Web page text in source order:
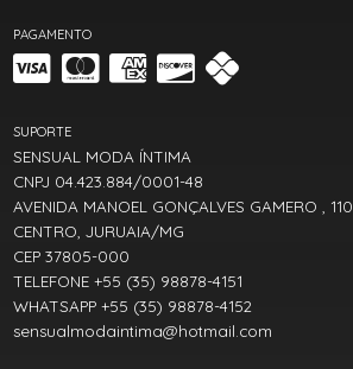
PAGAMENTO
SUPORTE
SENSUAL MODA ÍNTIMA
CNPJ 04.423.884/0001-48
AVENIDA MANOEL GONÇALVES GAMERO , 110
CENTRO, JURUAIA/MG
CEP 37805-000
TELEFONE +55 (35) 98878-4151
WHATSAPP +55 (35) 98878-4152
sensualmodaintima@hotmail.com